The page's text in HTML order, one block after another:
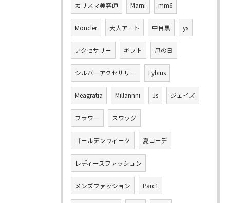
カリスマ美容師 Marni mm6
Moncler 大人アート 中目黒 ys
アクセサリー ギフト 母の日
シルバーアクセサリー Lybius
Meagratia Millannni Js ジェイズ
フラワー スワッグ
ゴールデンウィーク 夏コーデ
レディースファッション
メンズファッション Parc1